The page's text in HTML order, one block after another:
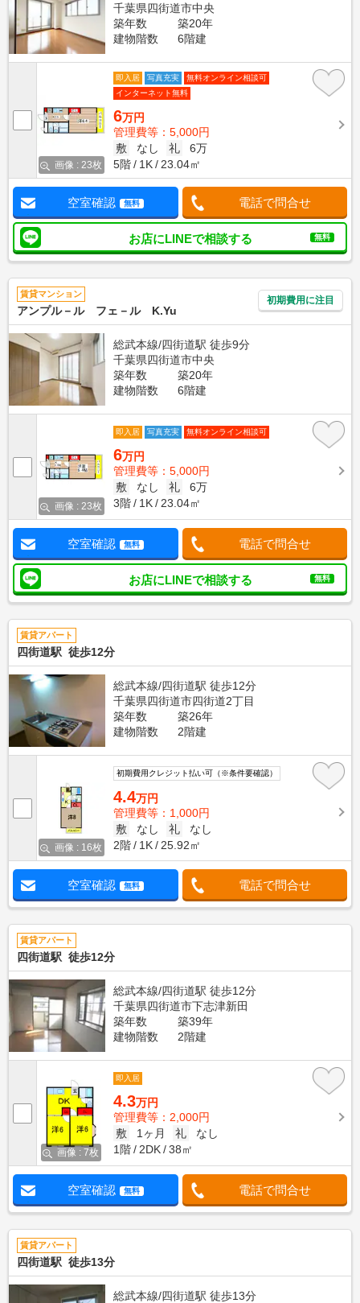
千葉県四街道市中央
築年数
築20年
建物階数
6階建
画像 : 23枚
即入居 写真充実
無料オンライン相談可
インターネット無料
6万円
管理費等：5,000円
敷
なし 礼
6万
5階
1K 23.04㎡
空室確認 無料 電話で問合せ
お店にLINEで相談する 無料
賃貸マンション
アンプル－ル フェ－ル K.Yu
初期費用に注目
総武本線/四街道駅 徒歩9分
千葉県四街道市中央
築年数
築20年
建物階数
6階建
画像 : 23枚
即入居 写真充実 無料オンライン相談可
6万円
管理費等：5,000円
敷
なし 礼
6万
3階
1K 23.04㎡
空室確認 無料 電話で問合せ
お店にLINEで相談する 無料
賃貸アパート
四街道駅 徒歩12分
総武本線/四街道駅 徒歩12分
千葉県四街道市四街道2丁目
築年数
築26年
建物階数
2階建
画像 : 16枚
初期費用クレジット払い可（※条件要確認）
4.4万円
管理費等：1,000円
敷
なし 礼
なし
2階
1K 25.92㎡
空室確認 無料 電話で問合せ
賃貸アパート
四街道駅 徒歩12分
総武本線/四街道駅 徒歩12分
千葉県四街道市下志津新田
築年数
築39年
建物階数
2階建
画像 : 7枚
即入居
4.3万円
管理費等：2,000円
敷
1ヶ月 礼
なし
1階
2DK 38㎡
空室確認 無料 電話で問合せ
賃貸アパート
四街道駅 徒歩13分
総武本線/四街道駅 徒歩13分